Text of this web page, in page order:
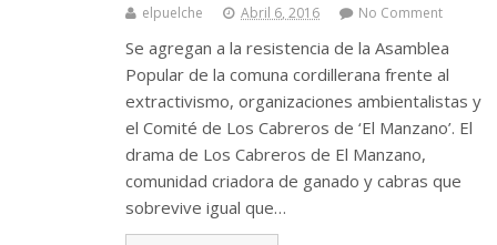
elpuelche Abril 6, 2016 No Comment
Se agregan a la resistencia de la Asamblea
Popular de la comuna cordillerana frente al
extractivismo, organizaciones ambientalistas y
el Comité de Los Cabreros de ‘El Manzano’. El
drama de Los Cabreros de El Manzano,
comunidad criadora de ganado y cabras que
sobrevive igual que…